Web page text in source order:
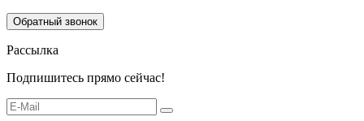
Обратный звонок
Рассылка
Подпишитесь прямо сейчас!